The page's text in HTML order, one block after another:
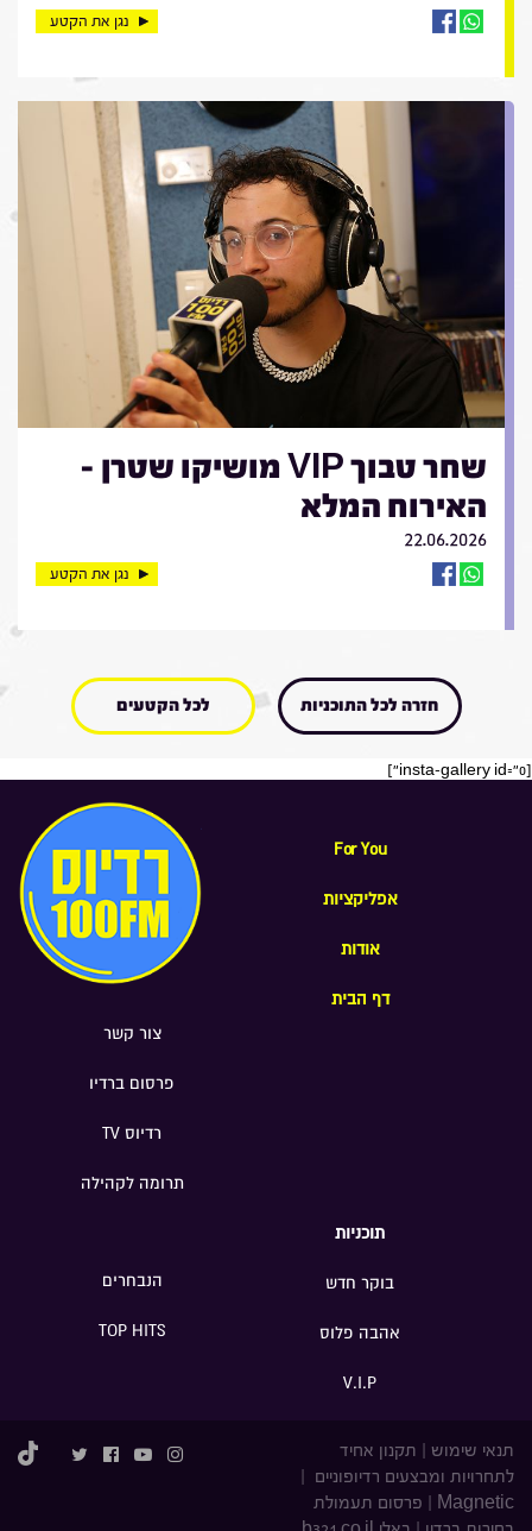
נגן את הקטע
שחר טבוך VIP מושיקו שטרן -
האירוח המלא
22.06.2026
נגן את הקטע
חזרה לכל התוכניות לכל הקטעים
[insta-gallery id="0"]
For You
אפליקציות
אודות
דף הבית
צור קשר
פרסום ברדיו
רדיוס TV
תרומה לקהילה
תוכניות
בוקר חדש
אהבה פלוס
V.I.P
הנבחרים
TOP HITS
תנאי שימוש
תקנון אחיד
לתחרויות ומבצעים רדיופוניים
Magnetic
פרסום תעמולת